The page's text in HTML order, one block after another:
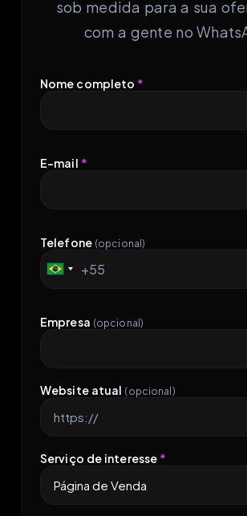
sob medida para a sua
com a gente no
Nome completo *
E-mail *
Telefone (opcional)
Brazil
+55
+55
Empresa (opcional)
Website atual (opcional)
Serviço de interesse *